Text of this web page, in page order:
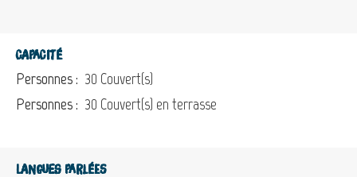
Capacité
Personnes : 30 Couvert(s)
Personnes : 30 Couvert(s) en terrasse
Langues parlées